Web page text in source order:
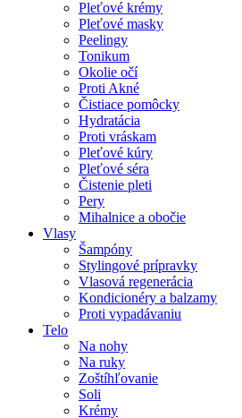
Pleťové krémy
Pleťové masky
Peelingy
Tonikum
Okolie očí
Proti Akné
Čistiace pomôcky
Hydratácia
Proti vráskam
Pleťové kúry
Pleťové séra
Čistenie pleti
Pery
Mihalnice a obočie
Vlasy
Šampóny
Stylingové prípravky
Vlasová regenerácia
Kondicionéry a balzamy
Proti vypadávaniu
Telo
Na nohy
Na ruky
Zoštíhľovanie
Soli
Krémy